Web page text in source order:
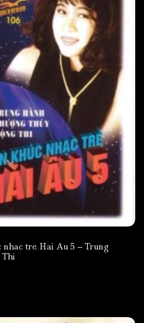
nhac tre Hai Au 5 – Trung
Thi